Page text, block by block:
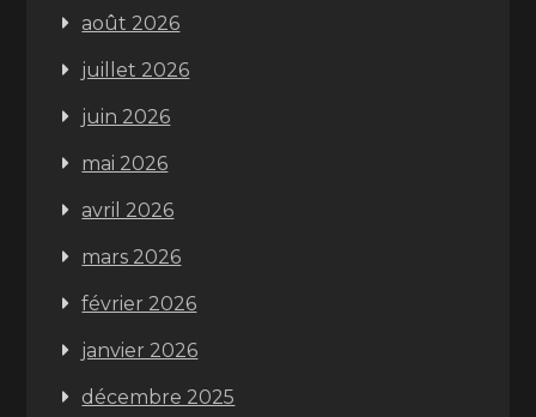
août 2026
juillet 2026
juin 2026
mai 2026
avril 2026
mars 2026
février 2026
janvier 2026
décembre 2025